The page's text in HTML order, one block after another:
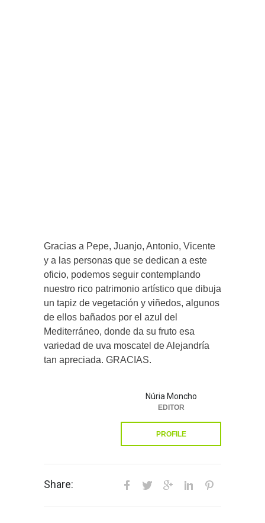
Gracias a Pepe, Juanjo, Antonio, Vicente
y a las personas que se dedican a este
oficio, podemos seguir contemplando
nuestro rico patrimonio artístico que dibuja
un tapiz de vegetación y viñedos, algunos
de ellos bañados por el azul del
Mediterráneo, donde da su fruto esa
variedad de uva moscatel de Alejandría
tan apreciada. GRACIAS.
Núria Moncho
EDITOR
PROFILE
Share: